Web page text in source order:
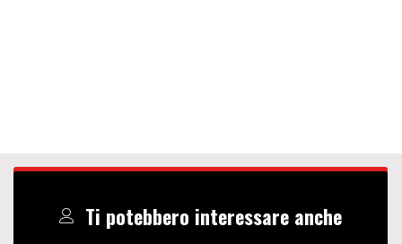
Ti potebbero interessare anche